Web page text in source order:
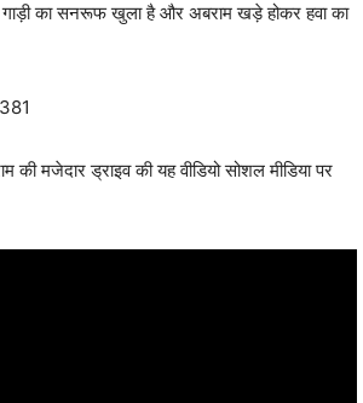
गाड़ी का सनरूफ खुला है और अबराम खड़े होकर हवा का
मजेदार ड्राइव की यह वीडियो सोशल मीडिया पर